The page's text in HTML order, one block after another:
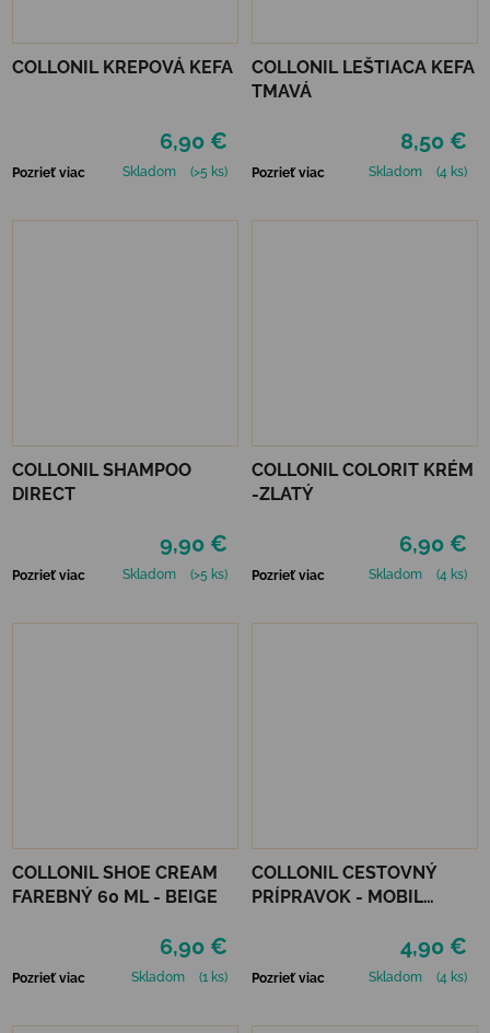
COLLONIL KREPOVÁ KEFA
6,90 €
Pozrieť viac Skladom (>5 ks)
COLLONIL LEŠTIACA KEFA
TMAVÁ
8,50 €
Pozrieť viac Skladom (4 ks)
COLLONIL SHAMPOO
DIRECT
9,90 €
Pozrieť viac Skladom (>5 ks)
COLLONIL COLORIT KRÉM
-ZLATÝ
6,90 €
Pozrieť viac Skladom (4 ks)
COLLONIL SHOE CREAM
FAREBNÝ 60 ML - BEIGE
6,90 €
Pozrieť viac Skladom (1 ks)
COLLONIL CESTOVNÝ
PRÍPRAVOK - MOBIL
4,90 €
Pozrieť viac Skladom (4 ks)